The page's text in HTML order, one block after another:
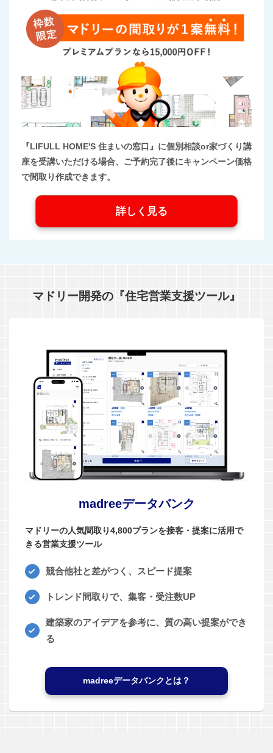
『LIFULL HOME'S 住まいの窓口』に個別相談or家づくり講
座を受講いただける場合、ご予約完了後にキャンペーン価格
で間取り作成できます。
詳しく見る
マドリー開発の『住宅営業支援ツール』
madreeデータバンク
マドリーの人気間取り4,800プランを接客・提案に活用で
きる営業支援ツール
競合他社と差がつく、スピード提案
トレンド間取りで、集客・受注数UP
建築家のアイデアを参考に、質の高い提案ができ
る
madreeデータバンクとは？